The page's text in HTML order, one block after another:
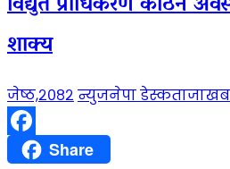
शाक्य
जेष्ठ,२०८२ न्युजनेपा डेस्क
FacebookShare